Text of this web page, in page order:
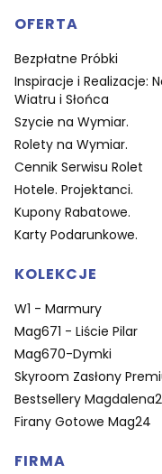
OFERTA
Bezpłatne Próbki
Inspiracje i Realizacje:
Wiatru i Słońca
Szycie na Wymiar.
Rolety na Wymiar.
Cennik Serwisu Rolet
Hotele. Projektanci.
Kupony Rabatowe.
Karty Podarunkowe.
KOLEKCJE
W1 - Marmury
Mag671 - Liście Pilar
Mag670-Dymki
Skyroom Zasłony
Bestsellery
Firany Gotowe Mag24
FIRMA